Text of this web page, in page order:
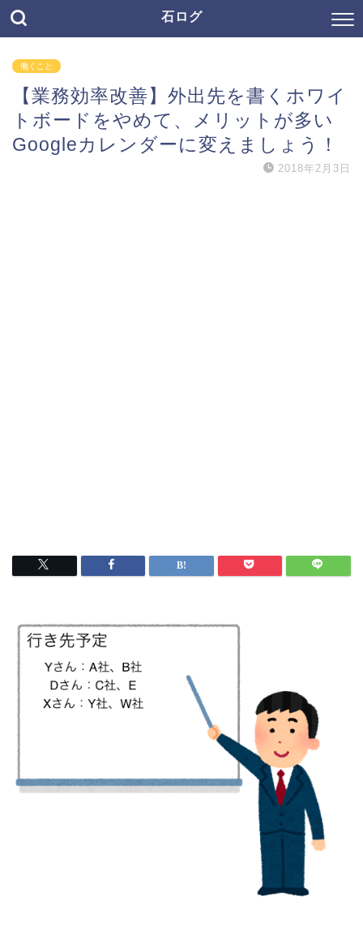
石ログ
働くこと
【業務効率改善】外出先を書くホワイ
トボードをやめて、メリットが多い
Googleカレンダーに変えましょう！
2018年2月3日